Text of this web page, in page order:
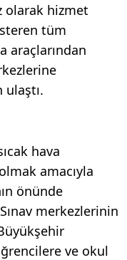
olarak hizmet
tüm
araçlarından
ulaştı.
hava
amacıyla
önünde
merkezlerinin
ve okul